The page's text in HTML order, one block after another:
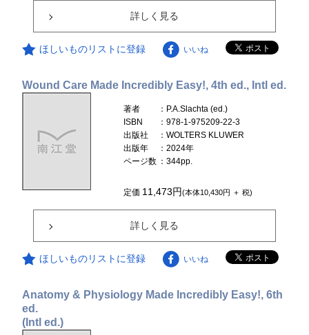
詳しく見る
ほしいものリストに登録 いいね
Wound Care Made Incredibly Easy!, 4th ed., Intl ed.
著者
：P.A.Slachta (ed.)
ISBN
：978-1-975209-22-3
出版社
：WOLTERS KLUWER
出版年
：2024年
ページ数 ：344pp.
定価 11,473円(本体10,430円 ＋ 税)
詳しく見る
ほしいものリストに登録 いいね
Anatomy & Physiology Made Incredibly Easy!, 6th
ed.
(Intl ed.)